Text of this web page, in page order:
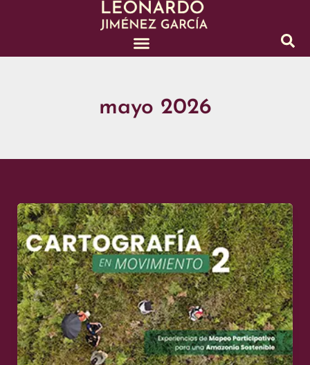
mayo 2026
Cartografía
en
Movimiento
2.
Experiencias
de
Mapeo
Participativo
para